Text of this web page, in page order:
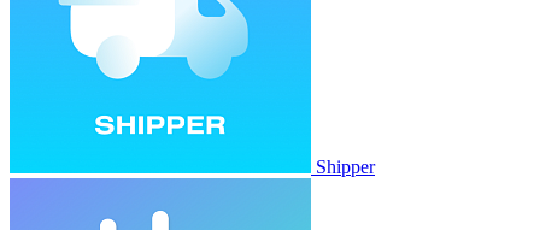
Shipper